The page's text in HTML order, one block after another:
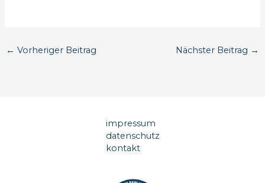
← Vorheriger Beitrag Nächster Beitrag →
impressum
datenschutz
kontakt